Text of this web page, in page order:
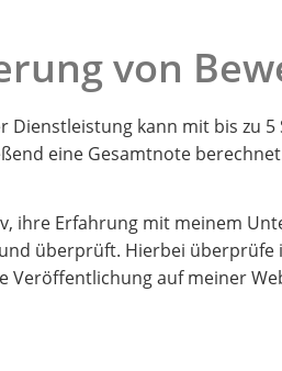
von
kann mit bis zu
eine Gesamtnote
ihre Erfahrung mit meinem
überprüft. Hierbei
Veröffentlichung auf meiner